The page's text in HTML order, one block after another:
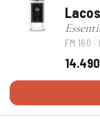
FM 160